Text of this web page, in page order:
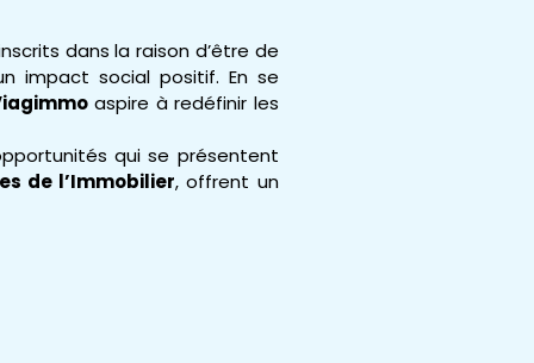
dans la raison d’être de
impact social positif. En se
aspire à redéfinir les
qui se présentent
de l’Immobilier, offrent un